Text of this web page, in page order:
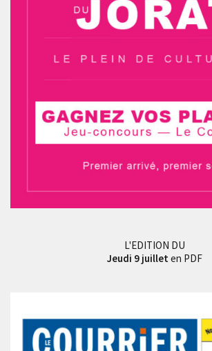
L'EDITION DU
Jeudi 9 juillet en PDF